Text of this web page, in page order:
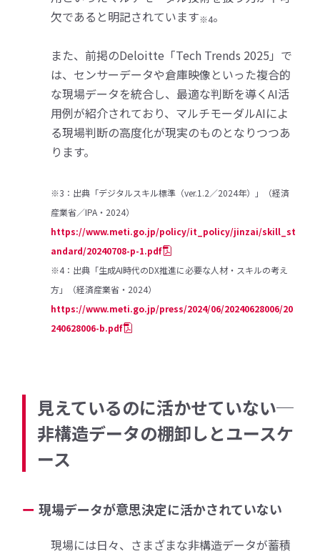
欠であると明記されています※4。
また、前掲のDeloitte「Tech Trends 2025」で
は、センサーデータや倉庫映像といった複合的
な現場データを統合し、最適な判断を導くAI活
用例が紹介されており、マルチモーダルAIによ
る現場判断の高度化が現実のものとなりつつあ
ります。
※3：出典「デジタルスキル標準（ver.1.2／2024年）」（経済
産業省／IPA・2024）
https://www.meti.go.jp/policy/it_policy/jinzai/skill_st
andard/20240708-p-1.pdf
※4：出典「生成AI時代のDX推進に必要な人材・スキルの考え
方」（経済産業省・2024）
https://www.meti.go.jp/press/2024/06/20240628006/20
240628006-b.pdf
見えているのに活かせていない─
非構造データの棚卸しとユースケ
ース
現場データが意思決定に活かされていない
現場には日々、さまざまな非構造データが蓄積